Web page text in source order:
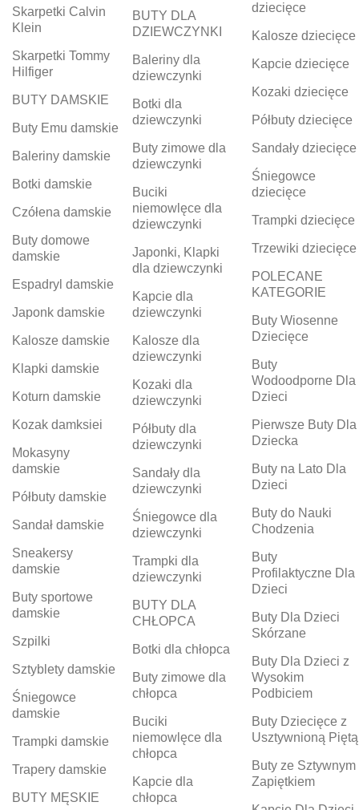
Skarpetki Calvin
Klein
Skarpetki Tommy
Hilfiger
BUTY DAMSKIE
Buty Emu damskie
Baleriny damskie
Botki damskie
Czółena damskie
Buty domowe
damskie
Espadryl damskie
Japonk damskie
Kalosze damskie
Klapki damskie
Koturn damskie
Kozak damksiei
Mokasyny
damskie
Półbuty damskie
Sandał damskie
Sneakersy
damskie
Buty sportowe
damskie
Szpilki
Sztyblety damskie
Śniegowce
damskie
Trampki damskie
Trapery damskie
BUTY MĘSKIE
BUTY DLA
DZIEWCZYNKI
Baleriny dla
dziewczynki
Botki dla
dziewczynki
Buty zimowe dla
dziewczynki
Buciki
niemowlęce dla
dziewczynki
Japonki, Klapki
dla dziewczynki
Kapcie dla
dziewczynki
Kalosze dla
dziewczynki
Kozaki dla
dziewczynki
Półbuty dla
dziewczynki
Sandały dla
dziewczynki
Śniegowce dla
dziewczynki
Trampki dla
dziewczynki
BUTY DLA
CHŁOPCA
Botki dla chłopca
Buty zimowe dla
chłopca
Buciki
niemowlęce dla
chłopca
Kapcie dla
chłopca
dziecięce
Kalosze dziecięce
Kapcie dziecięce
Kozaki dziecięce
Półbuty dziecięce
Sandały dziecięce
Śniegowce
dziecięce
Trampki dziecięce
Trzewiki dziecięce
POLECANE
KATEGORIE
Buty Wiosenne
Dziecięce
Buty
Wodoodporne Dla
Dzieci
Pierwsze Buty Dla
Dziecka
Buty na Lato Dla
Dzieci
Buty do Nauki
Chodzenia
Buty
Profilaktyczne Dla
Dzieci
Buty Dla Dzieci
Skórzane
Buty Dla Dzieci z
Wysokim
Podbiciem
Buty Dziecięce z
Usztywnioną Piętą
Buty ze Sztywnym
Zapiętkiem